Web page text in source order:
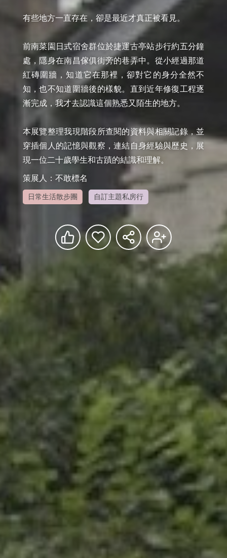
有些地方一直存在，卻是最近才真正被看見。
前南菜園日式宿舍群位於捷運古亭站步行約五分鐘
處，隱身在南昌傢俱街旁的巷弄中。從小經過那道
紅磚圍牆，知道它在那裡，卻對它的身分全然不
知，也不知道圍牆後的樣貌。直到近年修復工程逐
漸完成，我才去認識這個熟悉又陌生的地方。
本展覽整理我現階段所查閱的資料與相關記錄，並
穿插個人的記憶與觀察，連結自身經驗與歷史，展
現一位二十歲學生和古蹟的結識和理解。
策展人：不敢標名
日常生活散步團 自訂主題私房行